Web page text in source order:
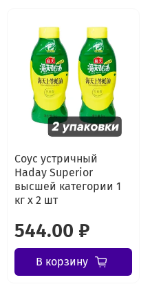
Соус устричный
Haday Superior
высшей категории 1
кг x 2 шт
544.00 ₽
В корзину